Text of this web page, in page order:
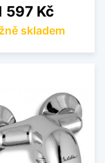
597 Kč
skladem